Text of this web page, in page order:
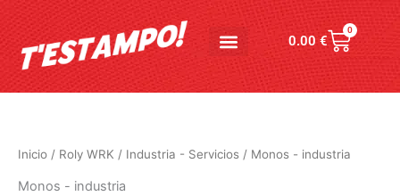
al
contenido
0.00€
0
Carrito
Inicio / Roly WRK / Industria - Servicios / Monos - industria
Monos - industria